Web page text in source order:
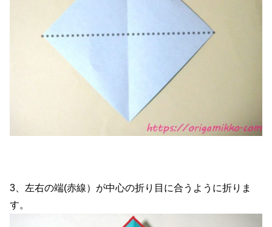
3、左右の端(赤線）が中心の折り目に合うように折りま
す。